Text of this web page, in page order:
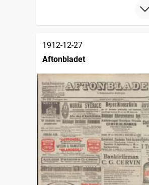
1912-12-27
Aftonbladet